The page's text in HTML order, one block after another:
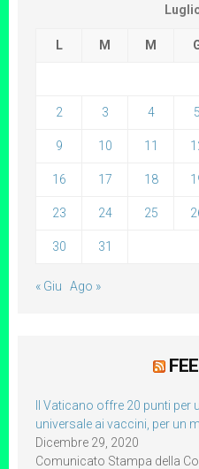
L M M
2 3 4 5
9 10 11
16 17 18
23 24 25
30 31
« Giu Ago »
Il Vaticano offre 20 punti
universale ai vaccini, per un
Dicembre 29, 2020
Comunicato Stampa della